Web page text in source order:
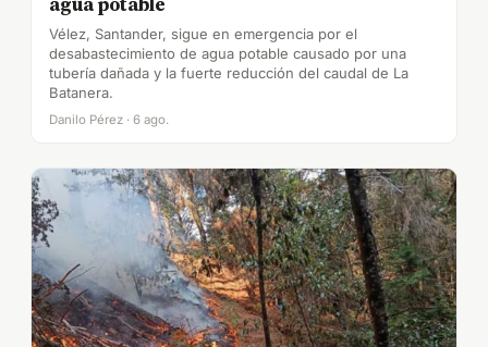
Vélez, Santander, sigue en emergencia por el
desabastecimiento de agua potable causado por una
tubería dañada y la fuerte reducción del caudal de La
Batanera.
Danilo Pérez · 6 ago.